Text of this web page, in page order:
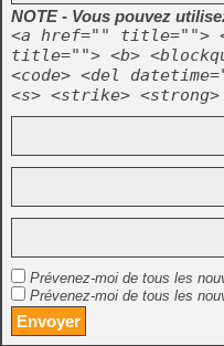
NOTE - Vous pouvez
<a href="" title="">
title=""> <b>
<code> <del
<s> <strike> <strong>
Prévenez-moi de tous les
Prévenez-moi de tous les